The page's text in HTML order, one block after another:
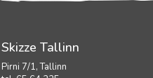
Skizze Tallinn
Pirni 7/1, Tallinn